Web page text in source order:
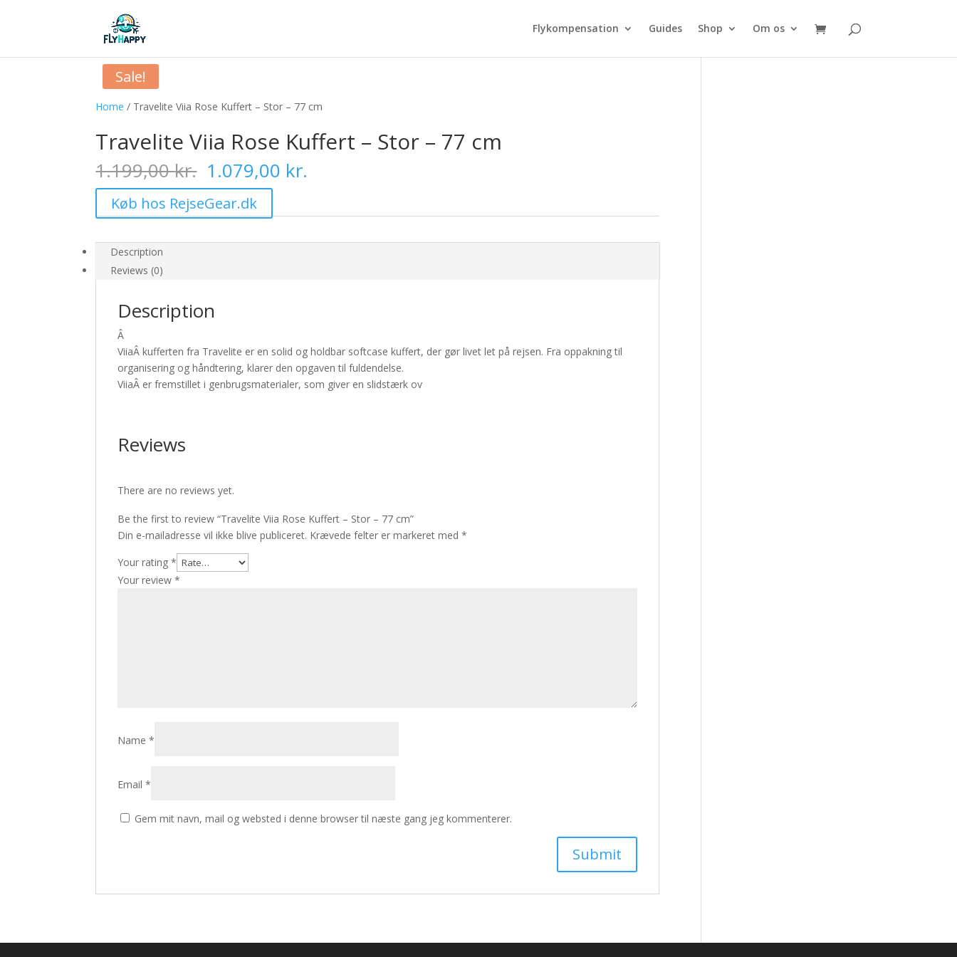
Flykompensation Guides Shop Om os
Home / Travelite Viia Rose Kuffert – Stor – 77 cm
Sale!
Travelite Viia Rose Kuffert – Stor – 77 cm
1.199,00kr. Original
price
was:
1.199,00 kr..
1.079,00 kr.
1.079,00 kr..
Køb hos RejseGear.dk
Description
Reviews (0)
Description
Â
ViiaÂ kufferten fra Travelite er en solid og holdbar softcase kuffert, der gør livet let på rejsen. Fra oppakning til
organisering og håndtering, klarer den opgaven til fuldendelse.
ViiaÂ er fremstillet i genbrugsmaterialer, som giver en slidstærk ov
Reviews
There are no reviews yet.
Be the first to review “Travelite Viia Rose Kuffert – Stor – 77 cm”
Din e-mailadresse vil ikke blive publiceret. Krævede felter er markeret med*
Your rating*
Your review*
Name*
Email*
Gem mit navn, mail og websted i denne browser til næste gang jeg kommenterer.